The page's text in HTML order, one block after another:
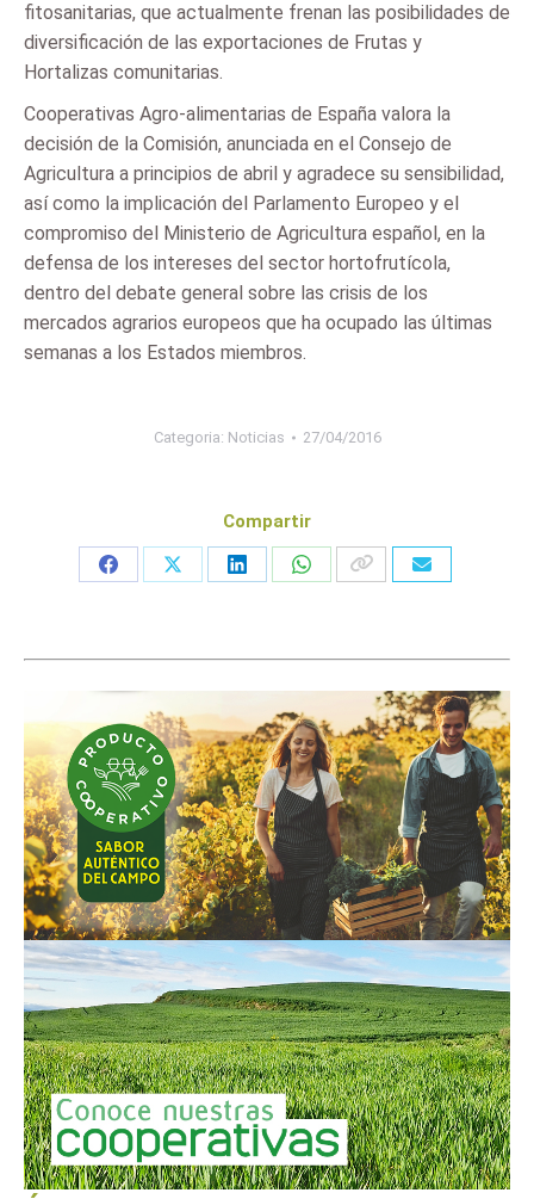
fitosanitarias, que actualmente frenan las posibilidades de
diversificación de las exportaciones de Frutas y
Hortalizas comunitarias.
Cooperativas Agro-alimentarias de España valora la
decisión de la Comisión, anunciada en el Consejo de
Agricultura a principios de abril y agradece su sensibilidad,
así como la implicación del Parlamento Europeo y el
compromiso del Ministerio de Agricultura español, en la
defensa de los intereses del sector hortofrutícola,
dentro del debate general sobre las crisis de los
mercados agrarios europeos que ha ocupado las últimas
semanas a los Estados miembros.
Categoria: Noticias 27/04/2016
Compartir
Share
Share
Share
Share